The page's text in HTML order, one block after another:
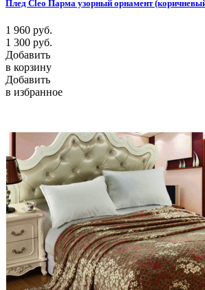
Плед Cleo Парма узорный орнамент
1 960 руб.
1 300 руб.
Добавить
в корзину
Добавить
в избранное